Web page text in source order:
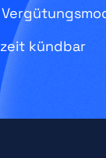
kündbar